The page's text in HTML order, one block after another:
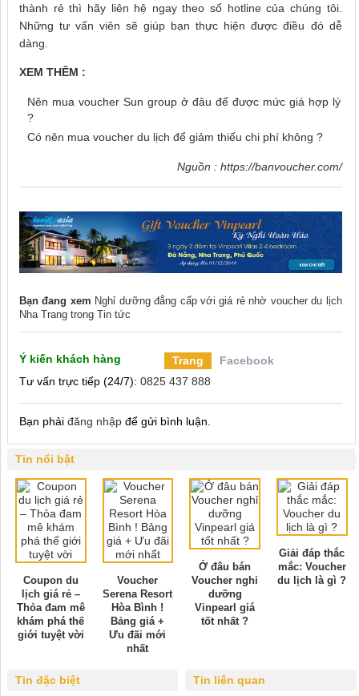
thành rẻ thì hãy liên hệ ngay theo số hotline của chúng tôi.
Những tư vấn viên sẽ giúp bạn thực hiện được điều đó dễ
dàng.
XEM THÊM :
Nên mua voucher Sun group ở đâu để được mức giá hợp lý
?
Có nên mua voucher du lịch để giảm thiếu chi phí không ?
Nguồn : https://banvoucher.com/
Bạn đang xem Nghỉ dưỡng đẳng cấp với giá rẻ nhờ voucher du lịch
Nha Trang trong Tin tức
Ý kiến khách hàng Trang
Facebook
Tư vấn trực tiếp (24/7): 0825 437 888
Bạn phải đăng nhập để gửi bình luận.
Tin nổi bật
Coupon du
lịch giá rẻ –
Thỏa đam mê
khám phá thế
giới tuyệt vời
Voucher
Serena Resort
Hòa Bình !
Bảng giá +
Ưu đãi mới
nhất
Ở đâu bán
Voucher nghỉ
dưỡng
Vinpearl giá
tốt nhất ?
Giải đáp thắc
mắc: Voucher
du lịch là gì ?
Tin liên quan
Tin đặc biệt